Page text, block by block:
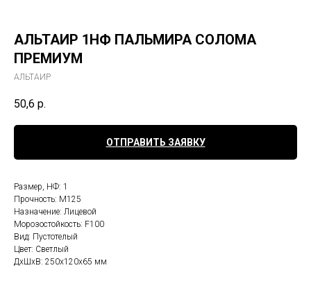
АЛЬТАИР 1НФ ПАЛЬМИРА СОЛОМА
ПРЕМИУМ
АЛЬТАИР
50,6 р.
ОТПРАВИТЬ ЗАЯВКУ
Размер, НФ: 1
Прочность: М125
Назначение: Лицевой
Морозостойкость: F100
Вид: Пустотелый
Цвет: Светлый
ДxШxВ: 250x120x65 мм